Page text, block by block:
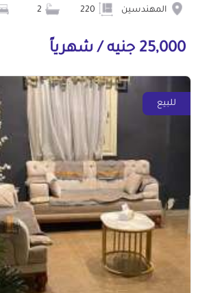
المهندسين
25,000 جنيه / شهرياً
للبيع